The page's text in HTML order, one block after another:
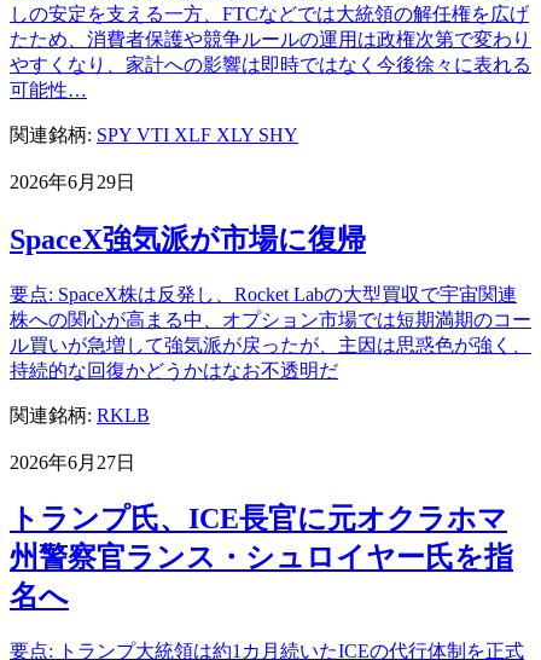
しの安定を支える一方、FTCなどでは大統領の解任権を広げ
たため、消費者保護や競争ルールの運用は政権次第で変わり
やすくなり、家計への影響は即時ではなく今後徐々に表れる
可能性…
関連銘柄: SPY VTI XLF XLY SHY
2026年6月29日
SpaceX強気派が市場に復帰
要点: SpaceX株は反発し、Rocket Labの大型買収で宇宙関連
株への関心が高まる中、オプション市場では短期満期のコー
ル買いが急増して強気派が戻ったが、主因は思惑色が強く、
持続的な回復かどうかはなお不透明だ
関連銘柄: RKLB
2026年6月27日
トランプ氏、ICE長官に元オクラホマ
州警察官ランス・シュロイヤー氏を指
名へ
要点: トランプ大統領は約1カ月続いたICEの代行体制を正式